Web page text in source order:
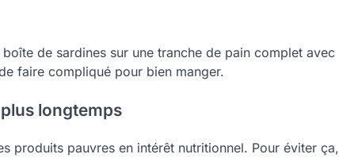
boîte de sardines sur une tranche de pain complet avec
faire compliqué pour bien manger.
longtemps
produits pauvres en intérêt nutritionnel. Pour éviter ça,